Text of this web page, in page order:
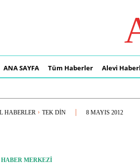
ANA SAYFA Tüm Haberler Alevi
HABERLER TEK DIN 8 MAYIS 2012
MERKEZI